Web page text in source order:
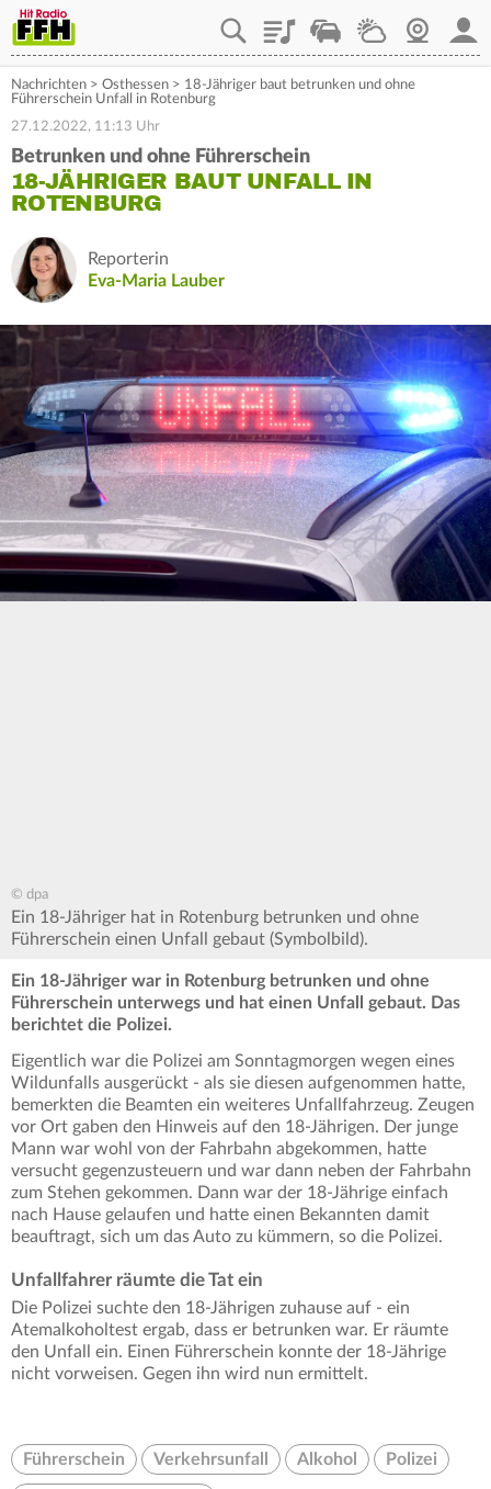
PlaylistStaupilotWetterWebcam
Nachrichten > Osthessen > 18-Jähriger baut betrunken und ohne
Führerschein Unfall in Rotenburg
27.12.2022, 11:13 Uhr
Betrunken und ohne Führerschein
18-JÄHRIGER BAUT UNFALL IN
ROTENBURG
Reporterin
Eva-Maria Lauber
© dpa
Ein 18-Jähriger hat in Rotenburg betrunken und ohne
Führerschein einen Unfall gebaut (Symbolbild).
Ein 18-Jähriger war in Rotenburg betrunken und ohne
Führerschein unterwegs und hat einen Unfall gebaut. Das
berichtet die Polizei.
Eigentlich war die Polizei am Sonntagmorgen wegen eines
Wildunfalls ausgerückt - als sie diesen aufgenommen hatte,
bemerkten die Beamten ein weiteres Unfallfahrzeug. Zeugen
vor Ort gaben den Hinweis auf den 18-Jährigen. Der junge
Mann war wohl von der Fahrbahn abgekommen, hatte
versucht gegenzusteuern und war dann neben der Fahrbahn
zum Stehen gekommen. Dann war der 18-Jährige einfach
nach Hause gelaufen und hatte einen Bekannten damit
beauftragt, sich um das Auto zu kümmern, so die Polizei.
Unfallfahrer räumte die Tat ein
Die Polizei suchte den 18-Jährigen zuhause auf - ein
Atemalkoholtest ergab, dass er betrunken war. Er räumte
den Unfall ein. Einen Führerschein konnte der 18-Jährige
nicht vorweisen. Gegen ihn wird nun ermittelt.
Führerschein Verkehrsunfall Alkohol Polizei